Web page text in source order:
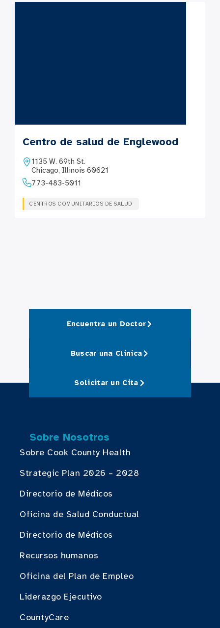
Centro de salud de Englewood
1135 W. 69th St.
Chicago, Illinois 60621
773-483-5011
CENTROS COMUNITARIOS DE SALUD
Encuentra un Doctor
Buscar una Clinica
Solicitar un Cita
Sobre Nosotros
Sobre Cook County Health
Strategic Plan 2026 – 2028
Directorio de Médicos
Oficina de Salud Conductual
Directorio de Médicos
Recursos humanos
Oficina del Plan de Empleo
Liderazgo Ejecutivo
CountyCare